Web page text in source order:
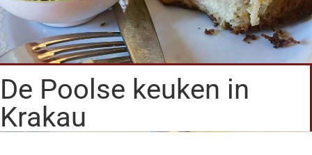
De Poolse keuken in
Krakau